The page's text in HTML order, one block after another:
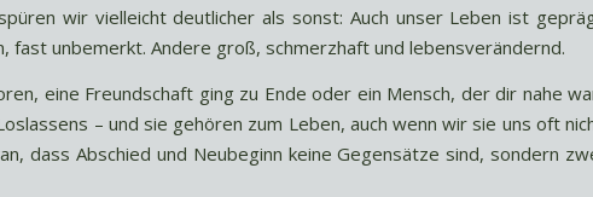
wir vielleicht deutlicher als sonst: Auch unser Leben ist
fast unbemerkt. Andere groß, schmerzhaft und lebensverändernd.
eine Freundschaft ging zu Ende oder ein Mensch, der dir nahe
– und sie gehören zum Leben, auch wenn wir sie uns oft
dass Abschied und Neubeginn keine Gegensätze sind, sondern